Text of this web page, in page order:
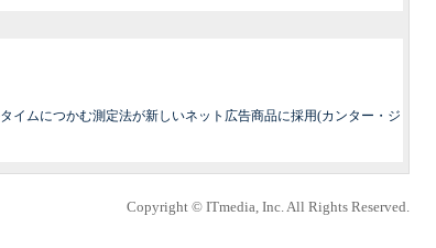
イムにつかむ測定法が新しいネット広告商品に採用(カンター・ジ
Copyright © ITmedia, Inc. All Rights Reserved.